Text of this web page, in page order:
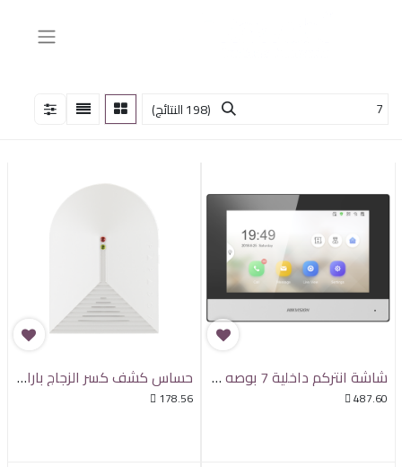
(198 النتائج)
شاشة انتركم داخلية 7 بوصه IP سلكية ولاسلكية هيكفيجن
487.60
حساس كشف كسر الزجاج بارادوكس DG457
 178.56